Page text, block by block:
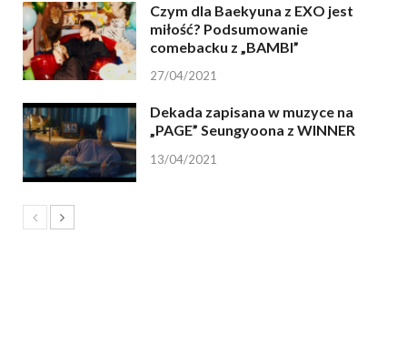
Czym dla Baekyuna z EXO jest
miłość? Podsumowanie
comebacku z „BAMBI”
27/04/2021
Dekada zapisana w muzyce na
„PAGE” Seungyoona z WINNER
13/04/2021